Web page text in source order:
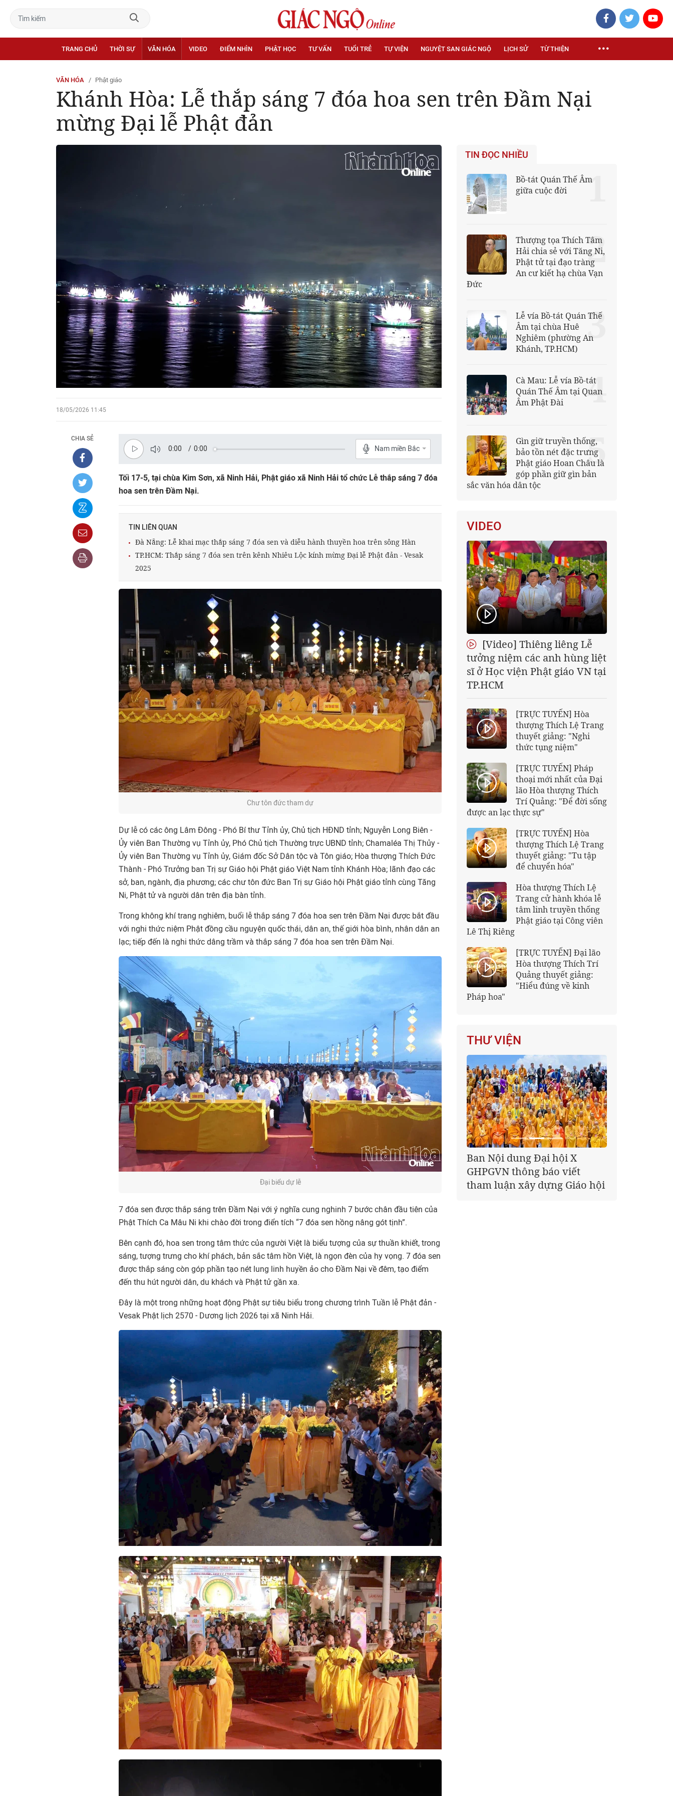
TRANG CHỦ THỜI SỰ VĂN HÓA VIDEO ĐIỂM NHÌN PHẬT HỌC TƯ VẤN TUỔI TRẺ TỰ VIỆN NGUYỆT SAN GIÁC NGỘ LỊCH SỬ TỪ THIỆN
VĂN HÓA Phật giáo
Khánh Hòa: Lễ thắp sáng 7 đóa hoa sen trên Đầm Nại
mừng Đại lễ Phật đản
18/05/2026 11:45
CHIA SẺ
0:00 / 0:00 Nam miền Bắc
Tối 17-5, tại chùa Kim Sơn, xã Ninh Hải, Phật giáo xã Ninh Hải tổ chức Lễ thắp sáng 7 đóa
hoa sen trên Đầm Nại.
TIN LIÊN QUAN
Đà Nẵng: Lễ khai mạc thắp sáng 7 đóa sen và diễu hành thuyền hoa trên sông Hàn
TP.HCM: Thắp sáng 7 đóa sen trên kênh Nhiêu Lộc kính mừng Đại lễ Phật đản - Vesak
2025
Chư tôn đức tham dự
Dự lễ có các ông Lâm Đông - Phó Bí thư Tỉnh ủy, Chủ tịch HĐND tỉnh; Nguyễn Long Biên -
Ủy viên Ban Thường vụ Tỉnh ủy, Phó Chủ tịch Thường trực UBND tỉnh; Chamaléa Thị Thủy -
Ủy viên Ban Thường vụ Tỉnh ủy, Giám đốc Sở Dân tộc và Tôn giáo; Hòa thượng Thích Đức
Thành - Phó Trưởng ban Trị sự Giáo hội Phật giáo Việt Nam tỉnh Khánh Hòa; lãnh đạo các
sở, ban, ngành, địa phương; các chư tôn đức Ban Trị sự Giáo hội Phật giáo tỉnh cùng Tăng
Ni, Phật tử và người dân trên địa bàn tỉnh.
Trong không khí trang nghiêm, buổi lễ thắp sáng 7 đóa hoa sen trên Đầm Nại được bắt đầu
với nghi thức niệm Phật đồng cầu nguyện quốc thái, dân an, thế giới hòa bình, nhân dân an
lạc; tiếp đến là nghi thức dâng trầm và thắp sáng 7 đóa hoa sen trên Đầm Nại.
Đại biểu dự lễ
7 đóa sen được thắp sáng trên Đầm Nại với ý nghĩa cung nghinh 7 bước chân đầu tiên của
Phật Thích Ca Mâu Ni khi chào đời trong điển tích “7 đóa sen hồng nâng gót tịnh”.
Bên cạnh đó, hoa sen trong tâm thức của người Việt là biểu tượng của sự thuần khiết, trong
sáng, tượng trưng cho khí phách, bản sắc tâm hồn Việt, là ngọn đèn của hy vọng. 7 đóa sen
được thắp sáng còn góp phần tạo nét lung linh huyền ảo cho Đầm Nại về đêm, tạo điểm
đến thu hút người dân, du khách và Phật tử gần xa.
Đây là một trong những hoạt động Phật sự tiêu biểu trong chương trình Tuần lễ Phật đản -
Vesak Phật lịch 2570 - Dương lịch 2026 tại xã Ninh Hải.
TIN ĐỌC NHIỀU
Bồ-tát Quán Thế Âm
giữa cuộc đời
1
Thượng tọa Thích Tâm
Hải chia sẻ với Tăng Ni,
Phật tử tại đạo tràng
An cư kiết hạ chùa Vạn
Đức
2
Lễ vía Bồ-tát Quán Thế
Âm tại chùa Huê
Nghiêm (phường An
Khánh, TP.HCM)
3
Cà Mau: Lễ vía Bồ-tát
Quán Thế Âm tại Quan
Âm Phật Đài
4
Gìn giữ truyền thống,
bảo tồn nét đặc trưng
Phật giáo Hoan Châu là
góp phần giữ gìn bản
sắc văn hóa dân tộc
5
VIDEO
[Video] Thiêng liêng Lễ
tưởng niệm các anh hùng liệt
sĩ ở Học viện Phật giáo VN tại
TP.HCM
[TRỰC TUYẾN] Hòa
thượng Thích Lệ Trang
thuyết giảng: "Nghi
thức tụng niệm"
[TRỰC TUYẾN] Pháp
thoại mới nhất của Đại
lão Hòa thượng Thích
Trí Quảng: "Để đời sống
được an lạc thực sự"
[TRỰC TUYẾN] Hòa
thượng Thích Lệ Trang
thuyết giảng: "Tu tập
để chuyển hóa"
Hòa thượng Thích Lệ
Trang cử hành khóa lễ
tâm linh truyền thống
Phật giáo tại Công viên
Lê Thị Riêng
[TRỰC TUYẾN] Đại lão
Hòa thượng Thích Trí
Quảng thuyết giảng:
"Hiểu đúng về kinh
Pháp hoa"
THƯ VIỆN
Giáo hội kêu gọi Tăng Ni,
Phật tử cả nước thể hiện tấm
lòng tri ân trọn vẹn nghĩa